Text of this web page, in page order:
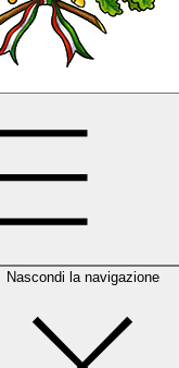
Nascondi la navigazione